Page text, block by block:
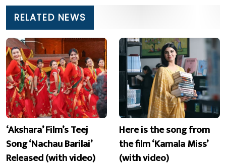
RELATED NEWS
‘Akshara’ Film’s Teej
Song ‘Nachau Barilai’
Released (with video)
Here is the song from
the film ‘Kamala Miss’
(with video)